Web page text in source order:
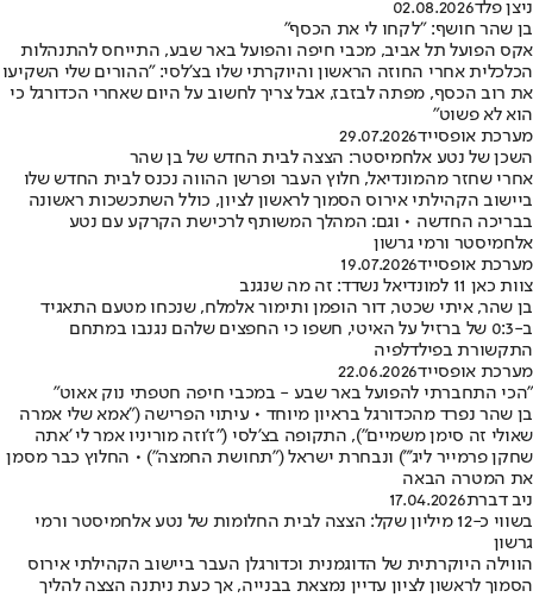
ניצן פלד02.08.2026
בן שהר חושף: "לקחו לי את הכסף"
אקס הפועל תל אביב, מכבי חיפה והפועל באר שבע, התייחס להתנהלות
הכלכלית אחרי החוזה הראשון והיוקרתי שלו בצ'לסי: "ההורים שלי השקיעו
את רוב הכסף, מפתה לבזבז, אבל צריך לחשוב על היום שאחרי הכדורגל כי
הוא לא פשוט"
מערכת אופסייד29.07.2026
השכן של נטע אלחמיסטר: הצצה לבית החדש של בן שהר
אחרי שחזר מהמונדיאל, חלוץ העבר ופרשן ההווה נכנס לבית החדש שלו
ביישוב הקהילתי אירוס הסמוך לראשון לציון, כולל השתכשכות ראשונה
בבריכה החדשה • וגם: המהלך המשותף לרכישת הקרקע עם נטע
אלחמיסטר ורמי גרשון
מערכת אופסייד19.07.2026
צוות כאן 11 למונדיאל נשדד: זה מה שנגנב
בן שהר, איתי שכטר, דור הופמן ותימור אלמלח, שנכחו מטעם התאגיד
ב-0:3 של ברזיל על האיטי, חשפו כי החפצים שלהם נגנבו במתחם
התקשורת בפילדלפיה
מערכת אופסייד22.06.2026
"הכי התחברתי להפועל באר שבע - במכבי חיפה חטפתי נוק אאוט"
בן שהר נפרד מהכדורגל בראיון מיוחד • עיתוי הפרישה ("אמא שלי אמרה
שאולי זה סימן משמיים"), התקופה בצ'לסי ("ז'וזה מוריניו אמר לי 'אתה
שחקן פרמייר ליג'") ונבחרת ישראל ("תחושת החמצה") • החלוץ כבר מסמן
את המטרה הבאה
ניב דברת17.04.2026
בשווי כ-12 מיליון שקל: הצצה לבית החלומות של נטע אלחמיסטר ורמי
גרשון
הווילה היוקרתית של הדוגמנית וכדורגלן העבר ביישוב הקהילתי אירוס
הסמוך לראשון לציון עדיין נמצאת בבנייה, אך כעת ניתנה הצצה להליך